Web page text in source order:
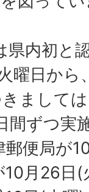
県内初と
曜日から
まして
間ずつ実
便局が
月26日